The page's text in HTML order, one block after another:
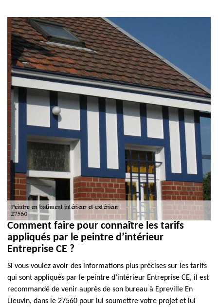
Comment faire pour connaître les tarifs
appliqués par le peintre d’intérieur
Entreprise CE ?
Si vous voulez avoir des informations plus précises sur les tarifs
qui sont appliqués par le peintre d’intérieur Entreprise CE, il est
recommandé de venir auprès de son bureau à Epreville En
Lieuvin, dans le 27560 pour lui soumettre votre projet et lui